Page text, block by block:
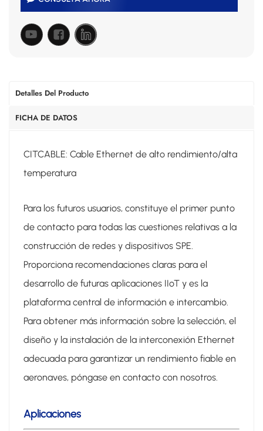
Detalles Del Producto
FICHA DE DATOS
CITCABLE: Cable Ethernet de alto rendimiento/alta
temperatura
Para los futuros usuarios, constituye el primer punto
de contacto para todas las cuestiones relativas a la
construcción de redes y dispositivos SPE.
Proporciona recomendaciones claras para el
desarrollo de futuras aplicaciones IIoT y es la
plataforma central de información e intercambio.
Para obtener más información sobre la selección, el
diseño y la instalación de la interconexión Ethernet
adecuada para garantizar un rendimiento fiable en
aeronaves, póngase en contacto con nosotros.
Aplicaciones